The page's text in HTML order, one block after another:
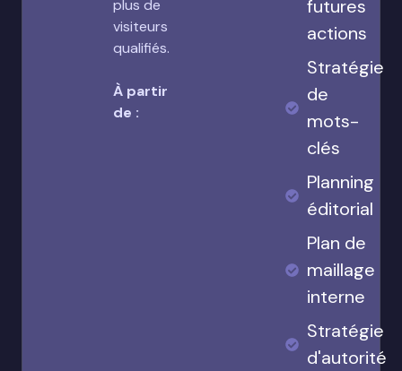
plus de
visiteurs
qualifiés.
À partir
de :
futures
actions
Stratégie
de
mots-
clés
Planning
éditorial
Plan de
maillage
interne
Stratégie
d'autorité